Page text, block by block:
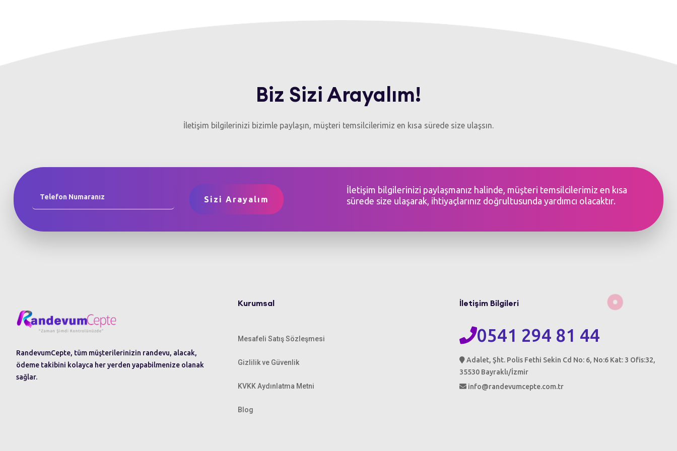
Biz Sizi Arayalım!
İletişim bilgilerinizi bizimle paylaşın, müşteri temsilcilerimiz en kısa sürede size ulaşsın.
İletişim bilgilerinizi paylaşmanız halinde, müşteri temsilcilerimiz en kısa
sürede size ulaşarak, ihtiyaçlarınız doğrultusunda yardımcı olacaktır.
RandevumCepte, tüm müşterilerinizin randevu, alacak,
ödeme takibini kolayca her yerden yapabilmenize olanak
sağlar.
Kurumsal
Mesafeli Satış Sözleşmesi
Gizlilik ve Güvenlik
KVKK Aydınlatma Metni
Blog
İletişim Bilgileri
0541 294 81 44
Adalet, Şht. Polis Fethi Sekin Cd No: 6, No:6 Kat: 3 Ofis:32,
35530 Bayraklı/İzmir
info@randevumcepte.com.tr